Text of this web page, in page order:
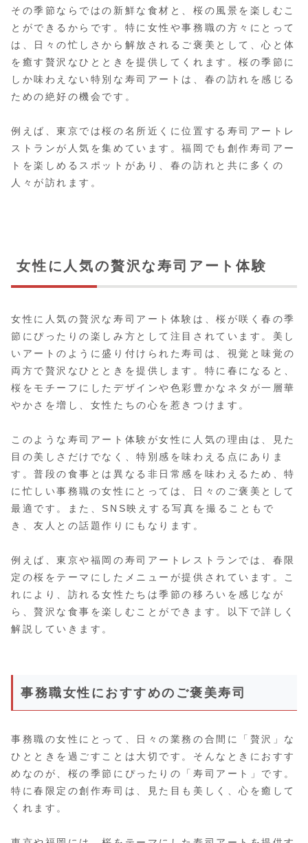
その季節ならではの新鮮な食材と、桜の風景を楽しむこ
とができるからです。特に女性や事務職の方々にとって
は、日々の忙しさから解放されるご褒美として、心と体
を癒す贅沢なひとときを提供してくれます。桜の季節に
しか味わえない特別な寿司アートは、春の訪れを感じる
ための絶好の機会です。
例えば、東京では桜の名所近くに位置する寿司アートレ
ストランが人気を集めています。福岡でも創作寿司アー
トを楽しめるスポットがあり、春の訪れと共に多くの
人々が訪れます。
女性に人気の贅沢な寿司アート体験
女性に人気の贅沢な寿司アート体験は、桜が咲く春の季
節にぴったりの楽しみ方として注目されています。美し
いアートのように盛り付けられた寿司は、視覚と味覚の
両方で贅沢なひとときを提供します。特に春になると、
桜をモチーフにしたデザインや色彩豊かなネタが一層華
やかさを増し、女性たちの心を惹きつけます。
このような寿司アート体験が女性に人気の理由は、見た
目の美しさだけでなく、特別感を味わえる点にありま
す。普段の食事とは異なる非日常感を味わえるため、特
に忙しい事務職の女性にとっては、日々のご褒美として
最適です。また、SNS映えする写真を撮ることもで
き、友人との話題作りにもなります。
例えば、東京や福岡の寿司アートレストランでは、春限
定の桜をテーマにしたメニューが提供されています。こ
れにより、訪れる女性たちは季節の移ろいを感じなが
ら、贅沢な食事を楽しむことができます。以下で詳しく
解説していきます。
事務職女性におすすめのご褒美寿司
事務職の女性にとって、日々の業務の合間に「贅沢」な
ひとときを過ごすことは大切です。そんなときにおすす
めなのが、桜の季節にぴったりの「寿司アート」です。
特に春限定の創作寿司は、見た目も美しく、心を癒して
くれます。